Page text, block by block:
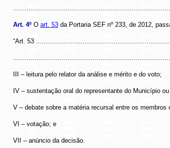
Art. 4º O art. 53da Portaria SEF nº 233, de 2012,
“Art. 53
III – leitura pelo relator da análise e mérito e do voto;
IV – sustentação oral do representante do Município
V – debate sobre a matéria recursal entre os membros
VI – votação; e
VII – anúncio da decisão.